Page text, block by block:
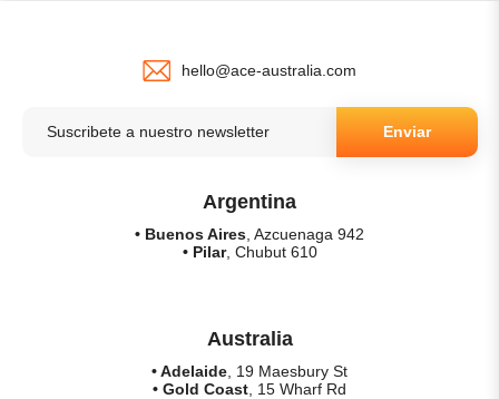
hello@ace-australia.com
Enviar
Argentina
• Buenos Aires , Azcuenaga 942
• Pilar, Chubut 610
Australia
• Adelaide , 19 Maesbury St
• Gold Coast , 15 Wharf Rd